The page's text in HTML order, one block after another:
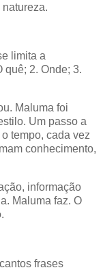
limita a
quê; 2. Onde; 3.
Maluma foi
Um passo a
tempo, cada vez
conhecimento,
informação
Maluma faz. O
frases